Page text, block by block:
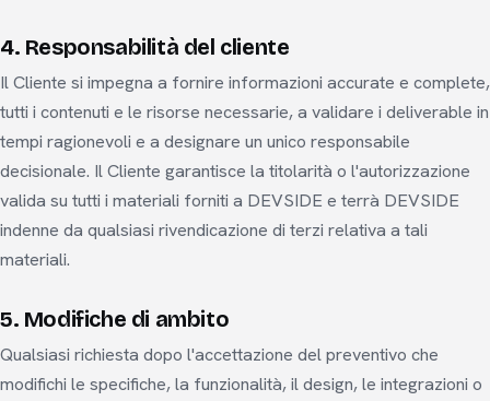
4. Responsabilità del cliente
Il Cliente si impegna a fornire informazioni accurate e complete,
tutti i contenuti e le risorse necessarie, a validare i deliverable in
tempi ragionevoli e a designare un unico responsabile
decisionale. Il Cliente garantisce la titolarità o l'autorizzazione
valida su tutti i materiali forniti a DEVSIDE e terrà DEVSIDE
indenne da qualsiasi rivendicazione di terzi relativa a tali
materiali.
5. Modifiche di ambito
Qualsiasi richiesta dopo l'accettazione del preventivo che
modifichi le specifiche, la funzionalità, il design, le integrazioni o